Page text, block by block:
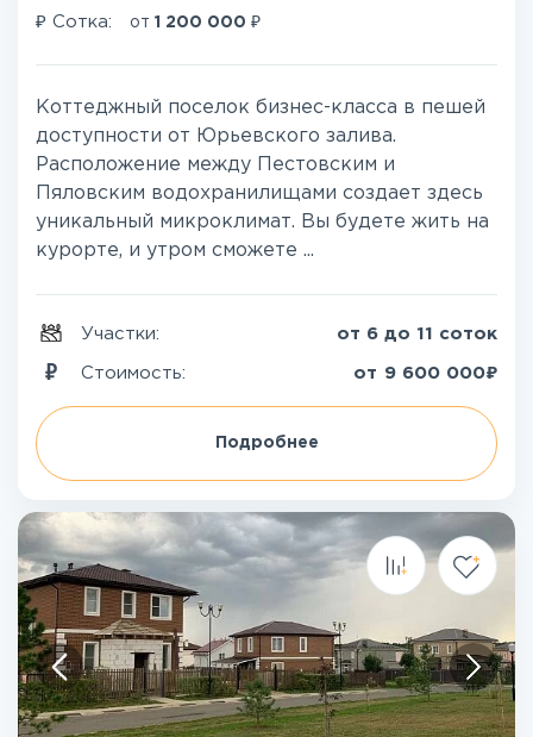
₽ Сотка: от 1 200 000 ₽
Коттеджный поселок бизнес-класса в пешей
доступности от Юрьевского залива.
Расположение между Пестовским и
Пяловским водохранилищами создает здесь
уникальный микроклимат. Вы будете жить на
курорте, и утром сможете ...
Участки: от 6 до 11 соток
Стоимость: от 9 600 000₽
Подробнее